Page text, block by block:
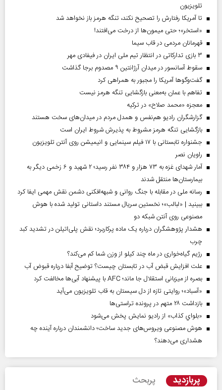
تلویزیون
تا آمریکا رفتارش را تصحیح نکند، تنگه هرمز باز نخواهد شد
«استخر»‌‌؛ حتی میمون‌ها از درخت می‌افتند!
قهرمانان مردمی در قاب سیما
۳ بازی تدارکاتی در انتظار تیم ملی ایران در فیفادی مهر
سقوط آسانسور در میدان آرژانتین ۹ مصدوم برجا گذاشت
گفت‌وگوها آمریکا را مجبور به همراهی کرد
تفاهم با عمان به‌معنی بازگشایی تنگه هرمز نیست
معجزه «محمد صلاح» در ترکیه
گزارشگران رادیو هم‌نفس و همدل مردم در میدان‌های سخت هستند
بازگشایی تنگه هرمز مشروط به پذیرش شروط ایران است
جشنواره تابستانی با ۱۷ فیلم سینمایی و انیمیشن روی آنتن تلویزیون
راویان نصر
آمار شهدای غزه به ۷۳ هزار و ۳۸۴ نفر رسید؛ ۲ شهید و ۶ زخمی دیگر به
بیمارستان‌ها منتقل شدند
رسانه ملی در مقابله با جنگ روانی و شبهه‌افکنی دشمن نقش مهمی ایفا کرد
ببینید | «لبالب»؛ نخستین سریال مستند داستانی تولید شده با هوش
مصنوعی روی آنتن شبکه دو
هشدار پژوهشگران درباره یک ماده پرکاربرد؛ نقش پلی‌اتیلن در تشدید کبد
چرب
رژیم گیاه‌خواری در ماه چند کیلو از وزن شما کم می‌کند؟
علت افزایش قبض آب در تابستان چیست؟ توضیح آبفا درباره قبوض آب
بصره از میزبانی استقلال جا ماند؛ AFC با پیشنهاد آبی‌ها مخالفت کرد
«آسباد»؛ روایتی تازه از دل سیستان به قاب تلویزیون می‌آید
بازداشت ۲۸ متهم در پرونده تراستی‌ها
«بلواي کذاب» از رادیو نمایش پخش می‌شود
هوش مصنوعی ویروس‌های جدید ساخت؛ دانشمندان درباره آینده چه
هشداری می‌دهند؟
پربازدید پربحث